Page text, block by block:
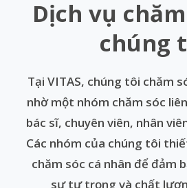
Dịch vụ
chúng
Tại VITAS, chúng tôi chăm
nhờ một nhóm chăm sóc
bác sĩ, chuyên viên, nhân
Các nhóm của chúng tôi
chăm sóc cá nhân để đảm
sự tự trọng và chất